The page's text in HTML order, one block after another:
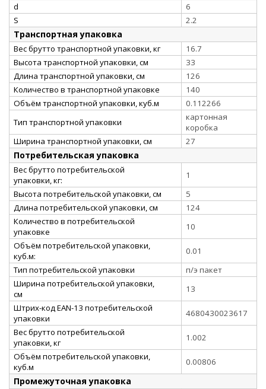
d
6
S
2.2
Транспортная упаковка
Вес брутто транспортной упаковки, кг
16.7
Высота транспортной упаковки, см
33
Длина транспортной упаковки, см
126
Количество в транспортной упаковке
140
Объём транспортной упаковки, куб.м
0.112266
Тип транспортной упаковки
картонная
коробка
Ширина транспортной упаковки, см
27
Потребительская упаковка
Вес брутто потребительской
упаковки, кг:
1
Высота потребительской упаковки, см
5
Длина потребительской упаковки, см
124
Количество в потребительской
упаковке
10
Объём потребительской упаковки,
куб.м:
0.01
Тип потребительской упаковки
п/э пакет
Ширина потребительской упаковки,
см
13
Штрих-код EAN-13 потребительской
упаковки
4680430023617
Вес брутто потребительской
упаковки, кг
1.002
Объём потребительской упаковки,
куб.м
0.00806
Промежуточная упаковка